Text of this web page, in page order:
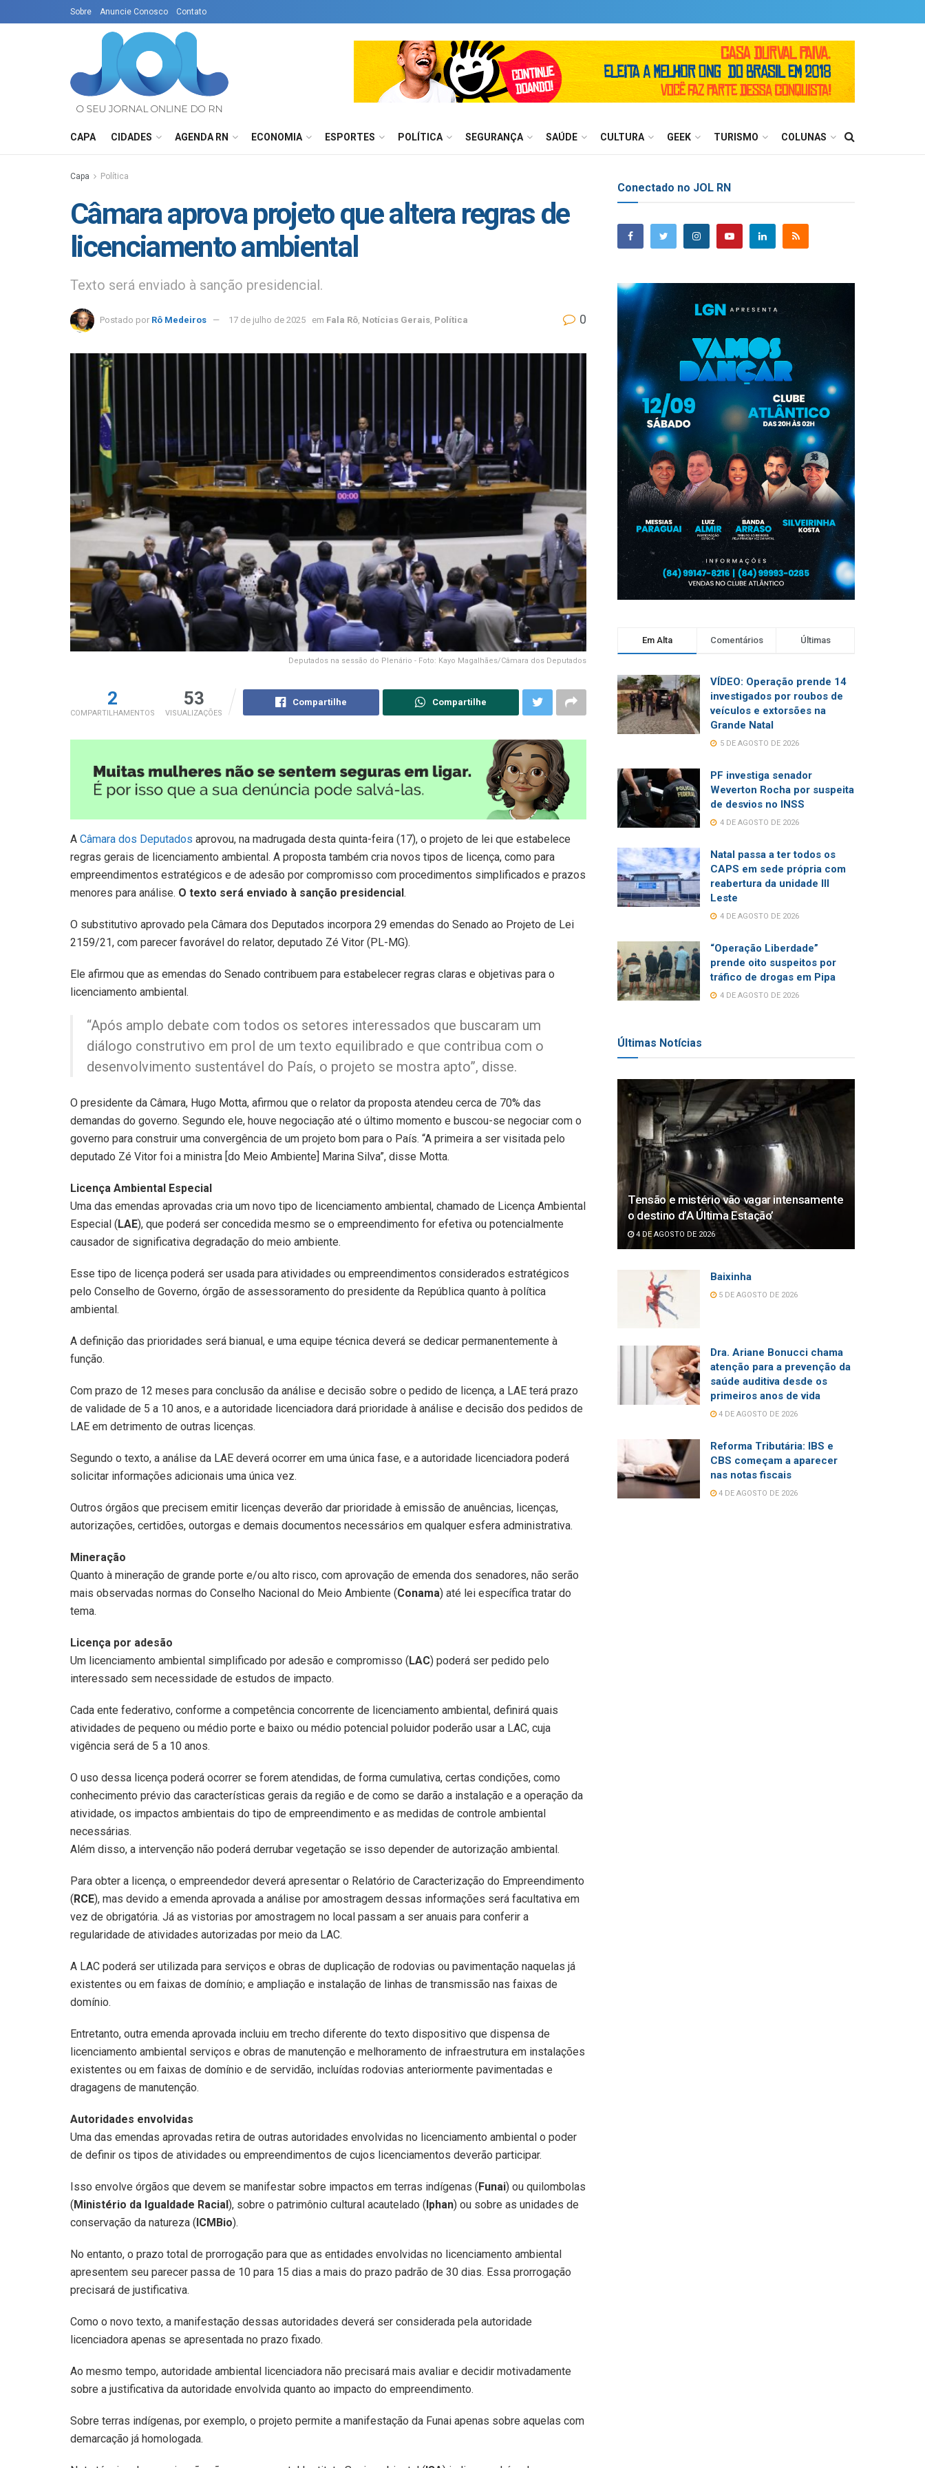
Sobre Anuncie Conosco Contato
CAPA CIDADES AGENDA RN ECONOMIA ESPORTES POLÍTICA SEGURANÇA SAÚDE CULTURA GEEK TURISMO COLUNAS
Capa Política
Câmara aprova projeto que altera regras de
licenciamento ambiental
Texto será enviado à sanção presidencial.
Postado por Rô Medeiros 17 de julho de 2025 em Fala Rô Notícias Gerais Política 0
Deputados na sessão do Plenário - Foto: Kayo Magalhães/Câmara dos Deputados
2
COMPARTILHAMENTOS
53
VISUALIZAÇÕES
Compartilhe Compartilhe
A Câmara dos Deputados aprovou, na madrugada desta quinta-feira (17), o projeto de lei que estabelece
regras gerais de licenciamento ambiental. A proposta também cria novos tipos de licença, como para
empreendimentos estratégicos e de adesão por compromisso com procedimentos simplificados e prazos
menores para análise. O texto será enviado à sanção presidencial.
O substitutivo aprovado pela Câmara dos Deputados incorpora 29 emendas do Senado ao Projeto de Lei
2159/21, com parecer favorável do relator, deputado Zé Vitor (PL-MG).
Ele afirmou que as emendas do Senado contribuem para estabelecer regras claras e objetivas para o
licenciamento ambiental.
“Após amplo debate com todos os setores interessados que buscaram um
diálogo construtivo em prol de um texto equilibrado e que contribua com o
desenvolvimento sustentável do País, o projeto se mostra apto”, disse.
O presidente da Câmara, Hugo Motta, afirmou que o relator da proposta atendeu cerca de 70% das
demandas do governo. Segundo ele, houve negociação até o último momento e buscou-se negociar com o
governo para construir uma convergência de um projeto bom para o País. “A primeira a ser visitada pelo
deputado Zé Vitor foi a ministra [do Meio Ambiente] Marina Silva”, disse Motta.
Licença Ambiental Especial
Uma das emendas aprovadas cria um novo tipo de licenciamento ambiental, chamado de Licença Ambiental
Especial (LAE), que poderá ser concedida mesmo se o empreendimento for efetiva ou potencialmente
causador de significativa degradação do meio ambiente.
Esse tipo de licença poderá ser usada para atividades ou empreendimentos considerados estratégicos
pelo Conselho de Governo, órgão de assessoramento do presidente da República quanto à política
ambiental.
A definição das prioridades será bianual, e uma equipe técnica deverá se dedicar permanentemente à
função.
Com prazo de 12 meses para conclusão da análise e decisão sobre o pedido de licença, a LAE terá prazo
de validade de 5 a 10 anos, e a autoridade licenciadora dará prioridade à análise e decisão dos pedidos de
LAE em detrimento de outras licenças.
Segundo o texto, a análise da LAE deverá ocorrer em uma única fase, e a autoridade licenciadora poderá
solicitar informações adicionais uma única vez.
Outros órgãos que precisem emitir licenças deverão dar prioridade à emissão de anuências, licenças,
autorizações, certidões, outorgas e demais documentos necessários em qualquer esfera administrativa.
Mineração
Quanto à mineração de grande porte e/ou alto risco, com aprovação de emenda dos senadores, não serão
mais observadas normas do Conselho Nacional do Meio Ambiente (Conama) até lei específica tratar do
tema.
Licença por adesão
Um licenciamento ambiental simplificado por adesão e compromisso (LAC) poderá ser pedido pelo
interessado sem necessidade de estudos de impacto.
Cada ente federativo, conforme a competência concorrente de licenciamento ambiental, definirá quais
atividades de pequeno ou médio porte e baixo ou médio potencial poluidor poderão usar a LAC, cuja
vigência será de 5 a 10 anos.
O uso dessa licença poderá ocorrer se forem atendidas, de forma cumulativa, certas condições, como
conhecimento prévio das características gerais da região e de como se darão a instalação e a operação da
atividade, os impactos ambientais do tipo de empreendimento e as medidas de controle ambiental
necessárias.
Além disso, a intervenção não poderá derrubar vegetação se isso depender de autorização ambiental.
Para obter a licença, o empreendedor deverá apresentar o Relatório de Caracterização do Empreendimento
(RCE), mas devido a emenda aprovada a análise por amostragem dessas informações será facultativa em
vez de obrigatória. Já as vistorias por amostragem no local passam a ser anuais para conferir a
regularidade de atividades autorizadas por meio da LAC.
A LAC poderá ser utilizada para serviços e obras de duplicação de rodovias ou pavimentação naquelas já
existentes ou em faixas de domínio; e ampliação e instalação de linhas de transmissão nas faixas de
domínio.
Entretanto, outra emenda aprovada incluiu em trecho diferente do texto dispositivo que dispensa de
licenciamento ambiental serviços e obras de manutenção e melhoramento de infraestrutura em instalações
existentes ou em faixas de domínio e de servidão, incluídas rodovias anteriormente pavimentadas e
dragagens de manutenção.
Autoridades envolvidas
Uma das emendas aprovadas retira de outras autoridades envolvidas no licenciamento ambiental o poder
de definir os tipos de atividades ou empreendimentos de cujos licenciamentos deverão participar.
Isso envolve órgãos que devem se manifestar sobre impactos em terras indígenas (Funai) ou quilombolas
(Ministério da Igualdade Racial), sobre o patrimônio cultural acautelado (Iphan) ou sobre as unidades de
conservação da natureza (ICMBio).
No entanto, o prazo total de prorrogação para que as entidades envolvidas no licenciamento ambiental
apresentem seu parecer passa de 10 para 15 dias a mais do prazo padrão de 30 dias. Essa prorrogação
precisará de justificativa.
Como o novo texto, a manifestação dessas autoridades deverá ser considerada pela autoridade
licenciadora apenas se apresentada no prazo fixado.
Ao mesmo tempo, autoridade ambiental licenciadora não precisará mais avaliar e decidir motivadamente
sobre a justificativa da autoridade envolvida quanto ao impacto do empreendimento.
Sobre terras indígenas, por exemplo, o projeto permite a manifestação da Funai apenas sobre aquelas com
demarcação já homologada.
Conectado no JOL RN
Em Alta Comentários Últimas
VÍDEO: Operação prende 14
investigados por roubos de
veículos e extorsões na
Grande Natal
5 DE AGOSTO DE 2026
PF investiga senador
Weverton Rocha por suspeita
de desvios no INSS
4 DE AGOSTO DE 2026
Natal passa a ter todos os
CAPS em sede própria com
reabertura da unidade III
Leste
4 DE AGOSTO DE 2026
“Operação Liberdade”
prende oito suspeitos por
tráfico de drogas em Pipa
4 DE AGOSTO DE 2026
Últimas Notícias
Tensão e mistério vão vagar intensamente
o destino d’A Última Estação’
4 DE AGOSTO DE 2026
Baixinha
5 DE AGOSTO DE 2026
Dra. Ariane Bonucci chama
atenção para a prevenção da
saúde auditiva desde os
primeiros anos de vida
4 DE AGOSTO DE 2026
Reforma Tributária: IBS e
CBS começam a aparecer
nas notas fiscais
4 DE AGOSTO DE 2026